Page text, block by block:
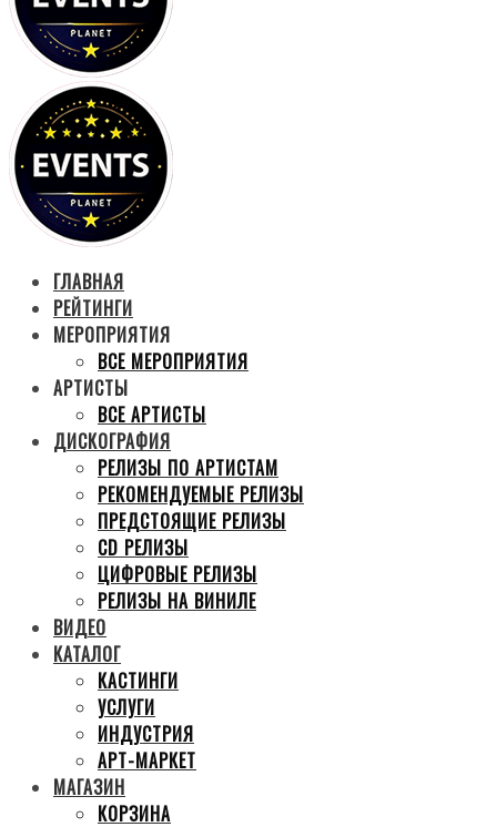
ГЛАВНАЯ
РЕЙТИНГИ
МЕРОПРИЯТИЯ
ВСЕ МЕРОПРИЯТИЯ
АРТИСТЫ
ВСЕ АРТИСТЫ
ДИСКОГРАФИЯ
РЕЛИЗЫ ПО АРТИСТАМ
РЕКОМЕНДУЕМЫЕ РЕЛИЗЫ
ПРЕДСТОЯЩИЕ РЕЛИЗЫ
CD РЕЛИЗЫ
ЦИФРОВЫЕ РЕЛИЗЫ
РЕЛИЗЫ НА ВИНИЛЕ
ВИДЕО
КАТАЛОГ
КАСТИНГИ
УСЛУГИ
ИНДУСТРИЯ
АРТ-МАРКЕТ
МАГАЗИН
КОРЗИНА